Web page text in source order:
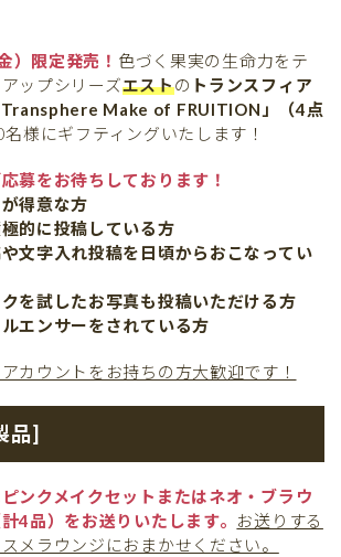
）限定発売！ 色づく果実の生命力をテ
ップシリーズエストの トランスフィア
Transphere Make of FRUITION」（4点
様にギフティングいたします！
募をお待ちしております！
得意な方
的に投稿している方
文字入れ投稿を日頃からおこなってい
を試したお写真も投稿いただける方
エンサーをされている方
カウントをお持ちの方大歓迎です！
品]
ンクメイクセットまたはネオ・ブラウ
4品）をお送りいたします。 お送りする
メラウンジにおまかせください。